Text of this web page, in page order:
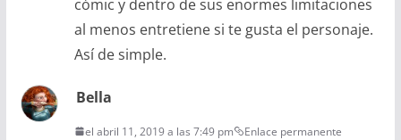
cómic y dentro de sus enormes limitaciones
al menos entretiene si te gusta el personaje.
Así de simple.
Bella
el abril 11, 2019 a las 7:49 pm Enlace permanente